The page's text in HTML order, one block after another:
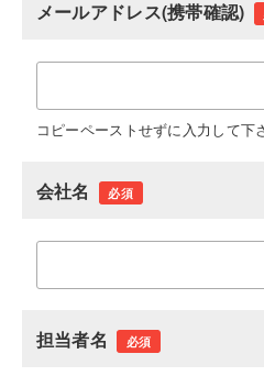
メールアドレス(携帯確認)
コピーペーストせずに入力して下
会社名 必須
担当者名 必須